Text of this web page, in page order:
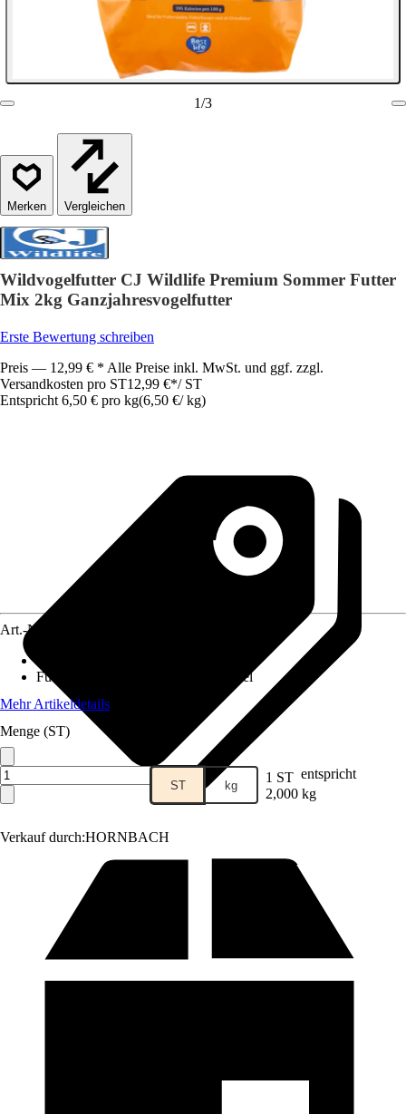
1/3
Vergleichen
Wildvogelfutter CJ Wildlife Premium Sommer Futter
Mix 2kg Ganzjahresvogelfutter
Erste Bewertung schreiben
Preis — 12,99 € * Alle Preise inkl. MwSt. und ggf. zzgl.
Versandkosten pro ST12,99 €*/ ST
Entspricht 6,50 € pro kg(6,50 €/ kg)
Verkauf durch:HORNBACH
Art.-Nr.
Futtermittelart
Ergänzungsfuttermittel
Mehr Artikeldetails
Menge (ST)
ST kg 1 ST entspricht
2,000 kg